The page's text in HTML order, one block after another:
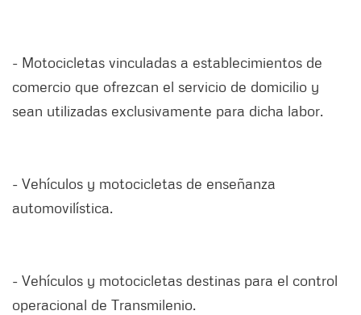
- Motocicletas vinculadas a establecimientos de
comercio que ofrezcan el servicio de domicilio y
sean utilizadas exclusivamente para dicha labor.
- Vehículos y motocicletas de enseñanza
automovilística.
- Vehículos y motocicletas destinas para el control
operacional de Transmilenio.